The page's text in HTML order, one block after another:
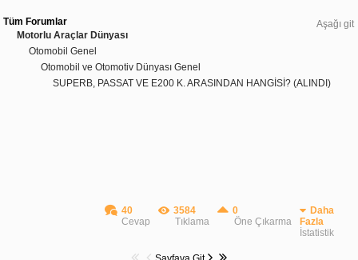
Aşağı git
Tüm Forumlar
Motorlu Araçlar Dünyası
Otomobil Genel
Otomobil ve Otomotiv Dünyası Genel
SUPERB, PASSAT VE E200 K. ARASINDAN HANGİSİ? (ALINDI)
40
Cevap
3584
Tıklama
0
Öne Çıkarma
Daha
Fazla
İstatistik